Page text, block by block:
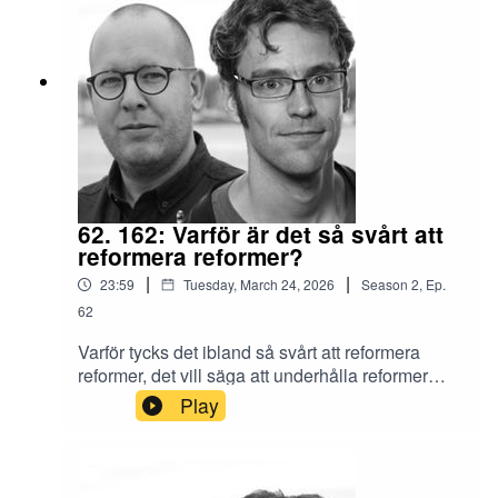
Against Authoritarianism (Tech Policy Press
Podcast)Håller centralbankerna på att förvandlas
till skattemyndigheter? av Andreas Bergh och
Fredrik N G Andersson (Ekonomisk Debatt)
62. 162: Varför är det så svårt att
reformera reformer?
23:59 | Tuesday, March 24, 2026 | Season 2, Ep.
62
Varför tycks det ibland så svårt att reformera
reformer, det vill säga att underhålla reformer
baserat på lärdomar av hur väl de har fungerat
eller anpassa reformer som inte fungerat som det
kunna förändras på ett nyanserat vis, men som
Play